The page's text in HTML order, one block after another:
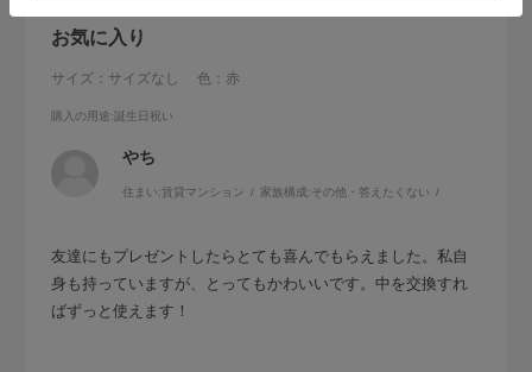
お気に入り
サイズ：サイズなし 色：赤
購入の用途:誕生日祝い
やち
住まい:賃貸マンション 家族構成: その他・答えたくない
友達にもプレゼントしたらとても喜んでもらえました。私自
身も持っていますが、とってもかわいいです。中を交換すれ
ばずっと使えます！